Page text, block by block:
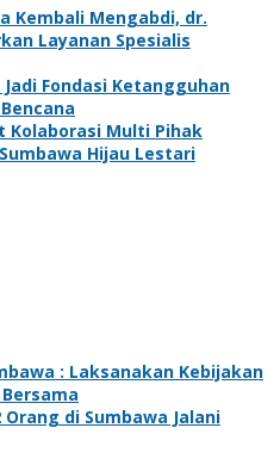
Kembali Mengabdi, dr.
Layanan Spesialis
Fondasi Ketangguhan
Kolaborasi Multi Pihak
Hijau Lestari
: Laksanakan Kebijakan
di Sumbawa Jalani